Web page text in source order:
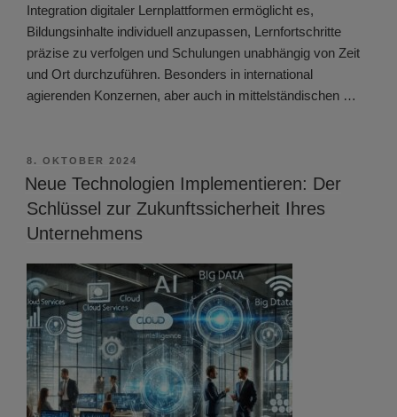
Integration digitaler Lernplattformen ermöglicht es,
Bildungsinhalte individuell anzupassen, Lernfortschritte
präzise zu verfolgen und Schulungen unabhängig von Zeit
und Ort durchzuführen. Besonders in international
agierenden Konzernen, aber auch in mittelständischen …
VERÖFFENTLICHT
AM
8. OKTOBER 2024
Neue Technologien Implementieren: Der
Schlüssel zur Zukunftssicherheit Ihres
Unternehmens